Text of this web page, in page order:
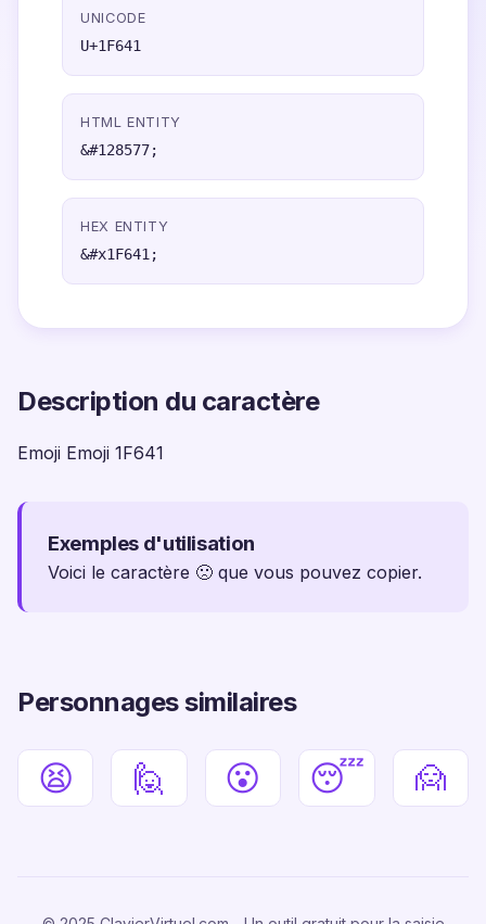
UNICODE
U+1F641
HTML ENTITY
&#128577;
HEX ENTITY
&#x1F641;
Description du caractère
Emoji Emoji 1F641
Exemples d'utilisation
Voici le caractère 🙁 que vous pouvez copier.
Personnages similaires
😫 🙋 😮 😴 🙍